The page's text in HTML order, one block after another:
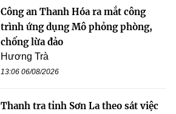
Công an Thanh Hóa ra mắt công
trình ứng dụng Mô phỏng phòng,
chống lừa đảo
Hương Trà
13:06 06/08/2026
Thanh tra tỉnh Sơn La theo sát việc